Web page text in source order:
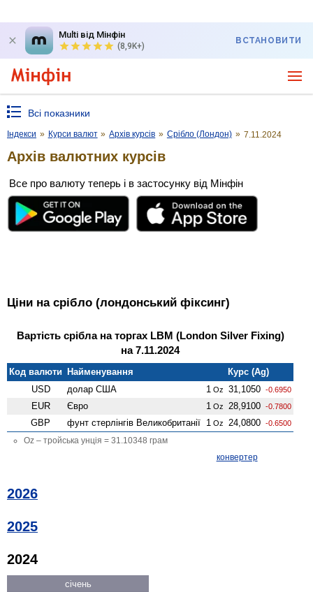
Multi від Мінфін
(8,9K+)
ВСТАНОВИТИ
Всі показники
Індекси » Курси валют » Архів курсів » Срібло (Лондон) » 7.11.2024
Архів валютних курсів
Все про валюту теперь і в застосунку від Мінфін
Ціни на срібло (лондонський фіксинг)
Вартість срібла на торгах LBM (London Silver Fixing)
на 7.11.2024
Код валюти Найменування
Курс (Ag)
USD
долар США 1 Oz 31,1050 -0.6950
EUR Євро 1 Oz 28,9100 -0.7800
GBP фунт стерлінгів Велико­британії 1 Oz 24,0800 -0.6500
Oz – тройська унція = 31.10348 грам
конвертер
2026
2025
2024
січень